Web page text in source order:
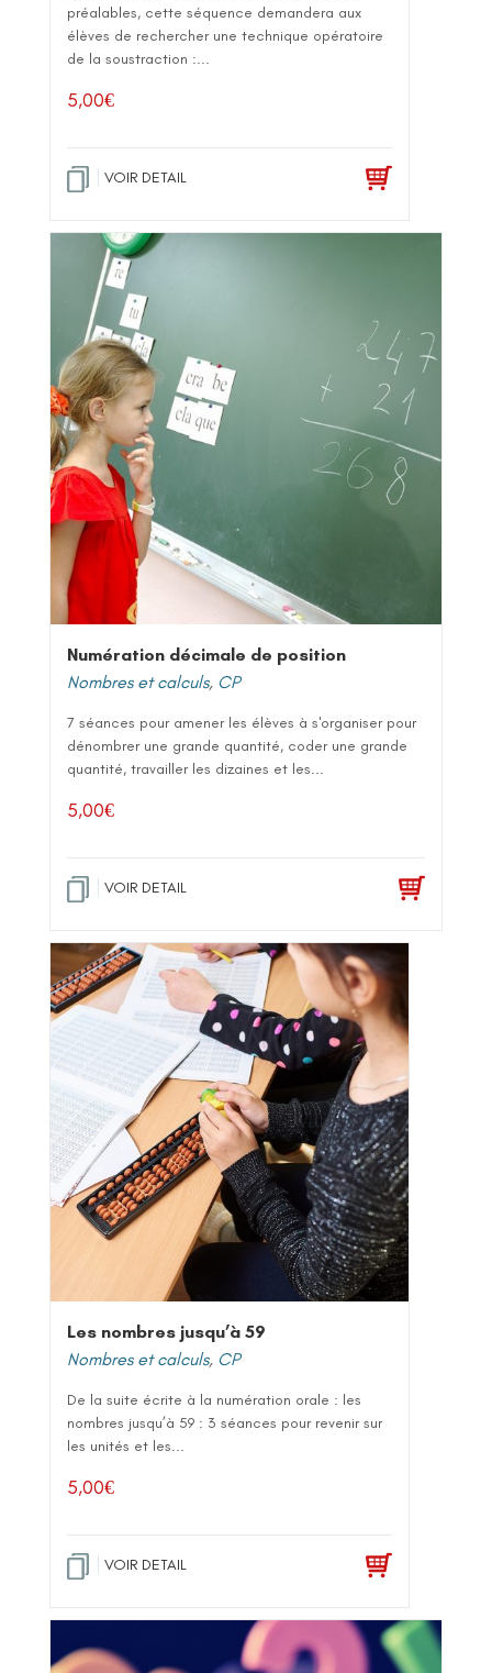
préalables, cette séquence demandera aux
élèves de rechercher une technique opératoire
de la soustraction :...
5,00€
VOIR DETAIL
Numération décimale de position
Nombres et calculs, CP
7 séances pour amener les élèves à s'organiser pour
dénombrer une grande quantité, coder une grande
quantité, travailler les dizaines et les...
5,00€
VOIR DETAIL
Les nombres jusqu’à 59
Nombres et calculs, CP
De la suite écrite à la numération orale : les
nombres jusqu’à 59 : 3 séances pour revenir sur
les unités et les...
5,00€
VOIR DETAIL